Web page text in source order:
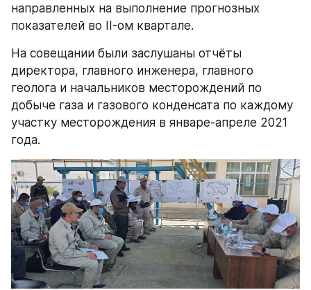
направленных на выполнение прогнозных
показателей во II-ом квартале.
На совещании были заслушаны отчёты
директора, главного инженера, главного
геолога и начальников месторождений по
добыче газа и газового конденсата по каждому
участку месторождения в январе-апреле 2021
года.